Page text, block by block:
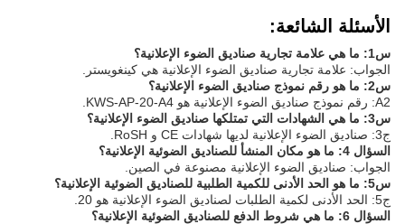
الأسئلة الشائعة:
س1: ما هي علامة تجارية صناديق الضوء الإعلانية؟
الجواب: علامة تجارية صناديق الضوء الإعلانية هي كينغويستر.
س2: ما هو رقم نموذج صناديق الضوء الإعلانية؟
A2: رقم نموذج صناديق الضوء الإعلانية هو KWS-AP-20-A4.
س3: ما هي الشهادات التي تمتلكها صناديق الضوء الإعلانية؟
ج3: صناديق الضوء الإعلانية لديها شهادات CE و RoSH.
السؤال 4: ما هو مكان المنشأ للصناديق الضوئية الإعلانية؟
الجواب: صناديق الضوء الإعلانية مصنوعة في الصين.
س5: ما هو الحد الأدنى للكمية الطلبية للصناديق الضوئية الإعلانية؟
ج5: الحد الأدنى لكمية الطلبات لصناديق الضوء الإعلانية هو 20.
السؤال 6: ما هي شروط الدفع للصناديق الضوئية الإعلانية؟